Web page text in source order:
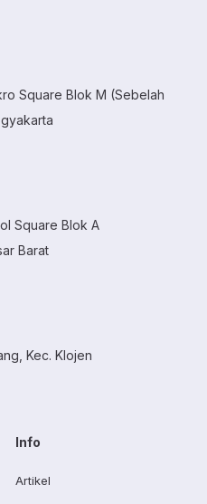
Square Blok M (Sebelah
Square Blok A
Barat
Kec. Klojen
Info
Artikel